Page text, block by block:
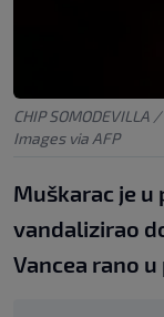
CHIP SOMODEVILLA
Images via AFP
Muškarac je
vandalizirao
Vancea rano